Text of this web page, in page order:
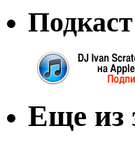
Еще из